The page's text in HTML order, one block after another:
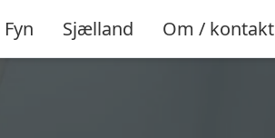
Fyn Sjælland Om / kontakt